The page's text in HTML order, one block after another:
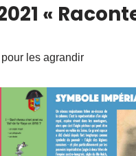
«
les agrandir